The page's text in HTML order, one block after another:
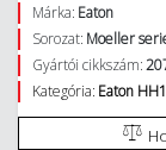
Márka: Eaton
Sorozat: Moeller
Gyártói cikkszám:
Kategória: Eaton